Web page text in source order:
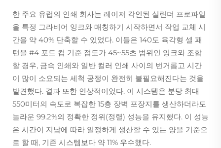
한 주요 유럽의 인쇄 회사는 레이저 각인된 실린더 프로파일
을 특정 그라비어 잉크와 매칭하기 시작하면서 작업 교체 시
간을 약 40% 단축할 수 있었다. 이들은 140도 육각형 셀 패
턴을 #4 포드 컵 기준 점도가 45~55초 범위인 잉크와 조합
할 경우, 금속 인쇄와 일반 컬러 인쇄 사이의 번거롭고 시간
이 많이 소요되는 세척 공정이 완전히 불필요해진다는 것을
발견했다. 결과 또한 인상적이었다. 이 시스템은 분당 최대
550미터의 속도로 복잡한 15층 장벽 포장지를 생산하더라도
놀라운 99.2%의 정확한 정위(정렬) 성능을 유지했다. 이 성능
은 시간이 지남에 따라 일정하게 생산할 수 있는 양을 기준으
로 할 때, 기존 시스템보다 약 11% 우수했다.